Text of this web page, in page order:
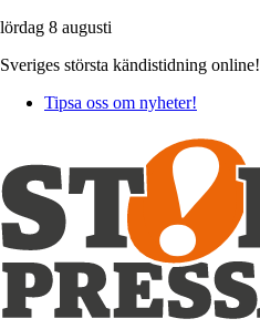
lördag 8 augusti
Sveriges största kändistidning online!
Tipsa oss om nyheter!